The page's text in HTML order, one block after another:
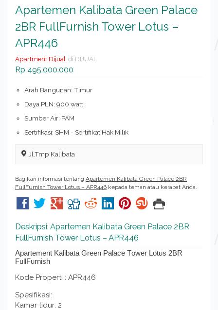
Apartemen Kalibata Green Palace
2BR FullFurnish Tower Lotus –
APR446
Apartment Dijual di DIJUAL
Rp 495.000.000
Arah Bangunan: Timur
Daya PLN: 900 watt
Sumber Air: PAM
Sertifikasi: SHM - Sertifikat Hak Milik
Jl.Tmp Kalibata
Bagikan informasi tentang Apartemen Kalibata Green Palace 2BR
FullFurnish Tower Lotus – APR446 kepada teman atau kerabat Anda.
Deskripsi: Apartemen Kalibata Green Palace 2BR
FullFurnish Tower Lotus – APR446
Apartement Kalibata Green Palace Tower Lotus 2BR
FullFurnish
Kode Properti : APR446
Spesifikasi:
Kamar tidur: 2